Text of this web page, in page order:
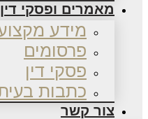
מאמרים ופסקי דין
מידע מקצועי
פרסומים
פסקי דין
כתבות
צור קשר